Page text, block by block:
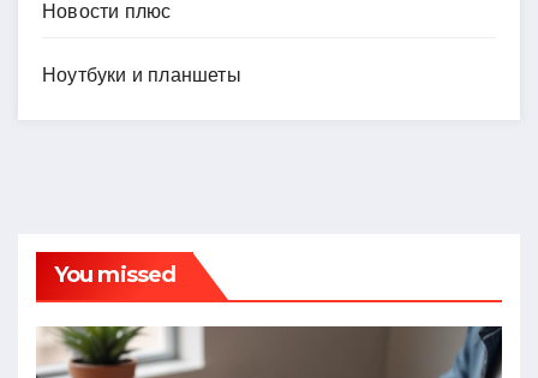
Новости плюс
Ноутбуки и планшеты
You missed